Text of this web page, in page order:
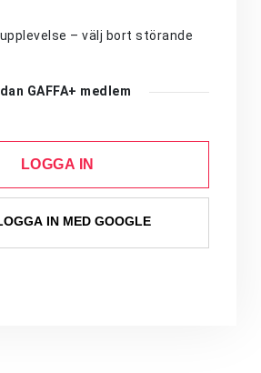
– välj bort störande
GAFFA+ medlem
LOGGA IN
IN MED GOOGLE